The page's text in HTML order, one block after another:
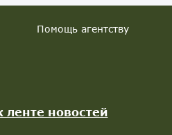
Помощь агентству
ленте новостей